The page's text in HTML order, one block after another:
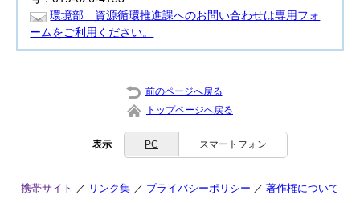
環境部 資源循環推進課へのお問い合わせは専用フォ
ームをご利用ください。
前のページへ戻る
トップページへ戻る
表示 PC スマートフォン
携帯サイト リンク集 プライバシーポリシー 著作権について